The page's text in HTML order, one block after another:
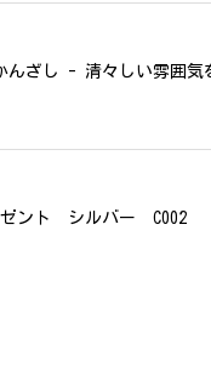
んざし - 清々しい雰囲
ゼント シルバー C002